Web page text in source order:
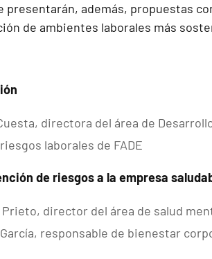
presentarán, además, propuestas
de ambientes laborales más
directora del área de
laborales de FADE
de riesgos a la empresa
director del área de salud
responsable de bienestar